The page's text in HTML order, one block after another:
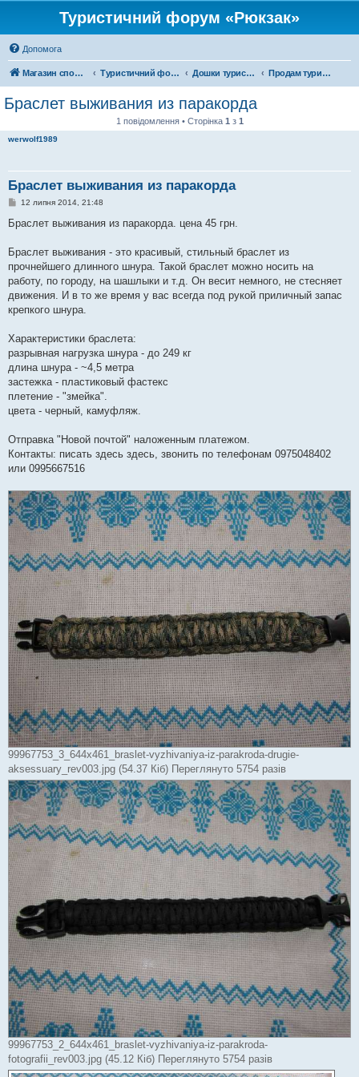
Туристичний форум «Рюкзак»
Допомога
Магазин спорядження Туристичний форум «Рюкзак» Дошки туристичних оголошень Продам туристичне спорядження
Браслет выживания из паракорда
1 повідомлення • Сторінка 1 з 1
werwolf1989
Браслет выживания из паракорда
П
в
о
л
е
н
я
12 липня 2014, 21:48
Браслет выживания из паракорда. цена 45 грн.
Браслет выживания - это красивый, стильный браслет из
прочнейшего длинного шнура. Такой браслет можно носить на
работу, по городу, на шашлыки и т.д. Он весит немного, не стесняет
движения. И в то же время у вас всегда под рукой приличный запас
крепкого шнура.
Характеристики браслета:
разрывная нагрузка шнура - до 249 кг
длина шнура - ~4,5 метра
застежка - пластиковый фастекс
плетение - "змейка".
цвета - черный, камуфляж.
Отправка "Новой почтой" наложенным платежом.
Контакты: писать здесь здесь, звонить по телефонам 0975048402
или 0995667516
99967753_3_644x461_braslet-vyzhivaniya-iz-parakroda-drugie-
aksessuary_rev003.jpg (54.37 Кіб) Переглянуто 5754 разів
99967753_2_644x461_braslet-vyzhivaniya-iz-parakroda-
fotografii_rev003.jpg (45.12 Кіб) Переглянуто 5754 разів